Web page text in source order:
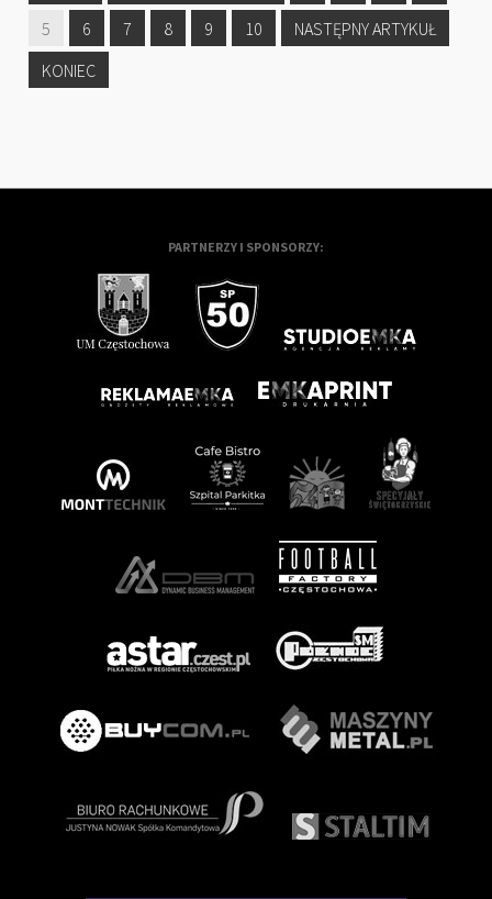
5
6 7 8 9 10
NASTĘPNY ARTYKUŁ
KONIEC
PARTNERZY I SPONSORZY: